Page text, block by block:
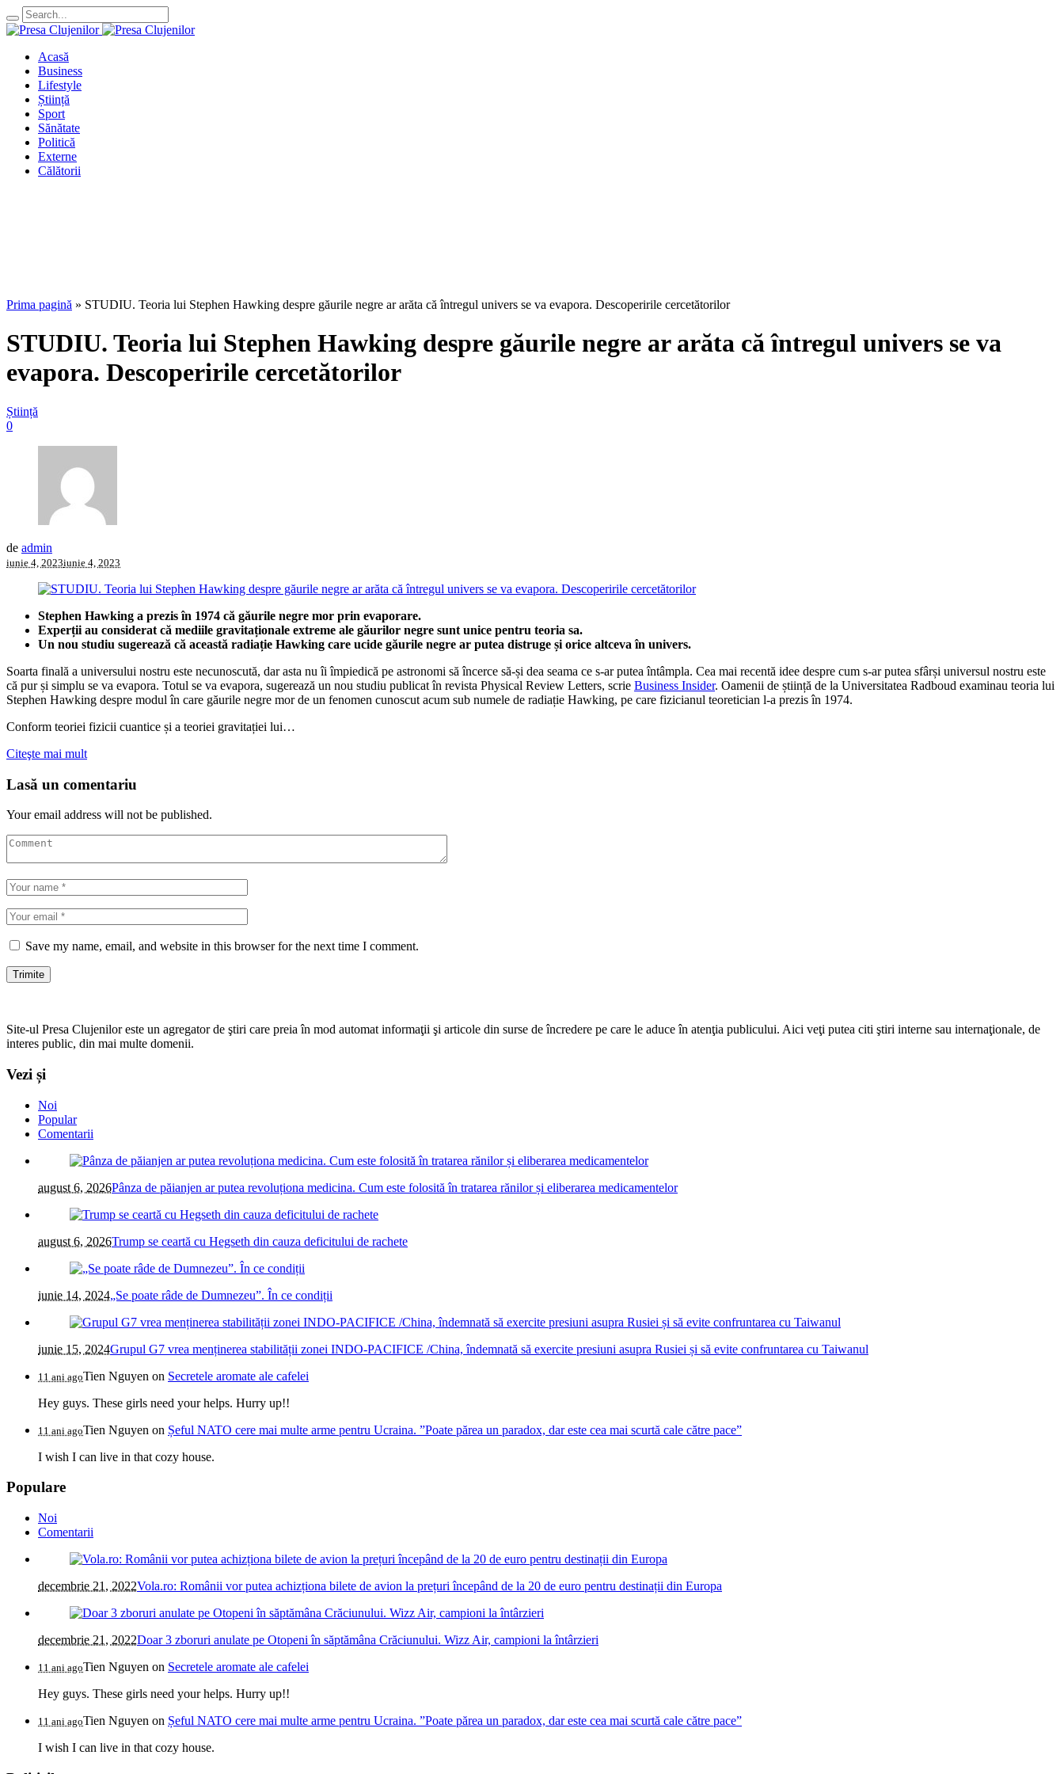
Acasă
Business
Lifestyle
Știință
Sport
Sănătate
Politică
Externe
Călătorii
Prima pagină » STUDIU. Teoria lui Stephen Hawking despre găurile negre ar arăta că întregul univers se va evapora. Descoperirile cercetătorilor
STUDIU. Teoria lui Stephen Hawking despre găurile negre ar arăta că întregul univers se va
evapora. Descoperirile cercetătorilor
Știință
0
de admin
iunie 4, 2023iunie 4, 2023
Stephen Hawking a prezis în 1974 că găurile negre mor prin evaporare.
Experții au considerat că mediile gravitaționale extreme ale găurilor negre sunt unice pentru teoria sa.
Un nou studiu sugerează că această radiație Hawking care ucide găurile negre ar putea distruge și orice altceva în univers.
Soarta finală a universului nostru este necunoscută, dar asta nu îi împiedică pe astronomi să încerce să-și dea seama ce s-ar putea întâmpla. Cea mai recentă idee despre cum s-ar putea sfârși universul nostru este
că pur și simplu se va evapora. Totul se va evapora, sugerează un nou studiu publicat în revista Physical Review Letters, scrie Business Insider. Oamenii de știință de la Universitatea Radboud examinau teoria lui
Stephen Hawking despre modul în care găurile negre mor de un fenomen cunoscut acum sub numele de radiație Hawking, pe care fizicianul teoretician l-a prezis în 1974.
Conform teoriei fizicii cuantice și a teoriei gravitației lui…
Citeşte mai mult
Lasă un comentariu
Your email address will not be published.
Save my name, email, and website in this browser for the next time I comment.
Site-ul Presa Clujenilor este un agregator de ştiri care preia în mod automat informaţii şi articole din surse de încredere pe care le aduce în atenţia publicului. Aici veţi putea citi ştiri interne sau internaţionale, de
interes public, din mai multe domenii.
Vezi și
Noi
Popular
Comentarii
august 6, 2026Pânza de păianjen ar putea revoluționa medicina. Cum este folosită în tratarea rănilor și eliberarea medicamentelor
august 6, 2026Trump se ceartă cu Hegseth din cauza deficitului de rachete
iunie 14, 2024„Se poate râde de Dumnezeu”. În ce condiții
iunie 15, 2024Grupul G7 vrea menținerea stabilității zonei INDO-PACIFICE /China, îndemnată să exercite presiuni asupra Rusiei și să evite confruntarea cu Taiwanul
11 ani agoTien Nguyen on Secretele aromate ale cafelei
Hey guys. These girls need your helps. Hurry up!!
11 ani agoTien Nguyen on Șeful NATO cere mai multe arme pentru Ucraina. ”Poate părea un paradox, dar este cea mai scurtă cale către pace”
I wish I can live in that cozy house.
Populare
Noi
Comentarii
decembrie 21, 2022Vola.ro: Românii vor putea achizționa bilete de avion la prețuri începând de la 20 de euro pentru destinații din Europa
decembrie 21, 2022Doar 3 zboruri anulate pe Otopeni în săptămâna Crăciunului. Wizz Air, campioni la întârzieri
11 ani agoTien Nguyen on Secretele aromate ale cafelei
Hey guys. These girls need your helps. Hurry up!!
11 ani agoTien Nguyen on Șeful NATO cere mai multe arme pentru Ucraina. ”Poate părea un paradox, dar este cea mai scurtă cale către pace”
I wish I can live in that cozy house.